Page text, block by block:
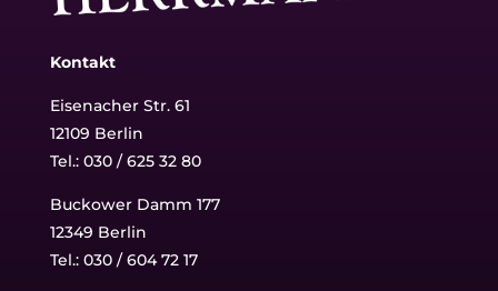
Kontakt
Eisenacher Str. 61
12109 Berlin
Tel.: 030 / 625 32 80
Buckower Damm 177
12349 Berlin
Tel.: 030 / 604 72 17